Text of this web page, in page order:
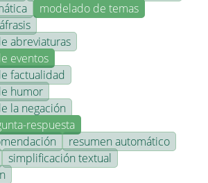
modelado de temas
abreviaturas
eventos
factualidad
humor
la negación
respuesta
resumen automático
simplificación textual